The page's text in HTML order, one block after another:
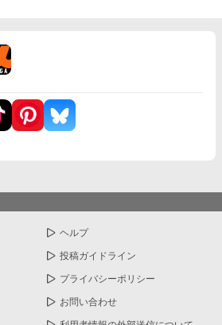
ヘルプ
投稿ガイドライン
プライバシーポリシー
お問い合わせ